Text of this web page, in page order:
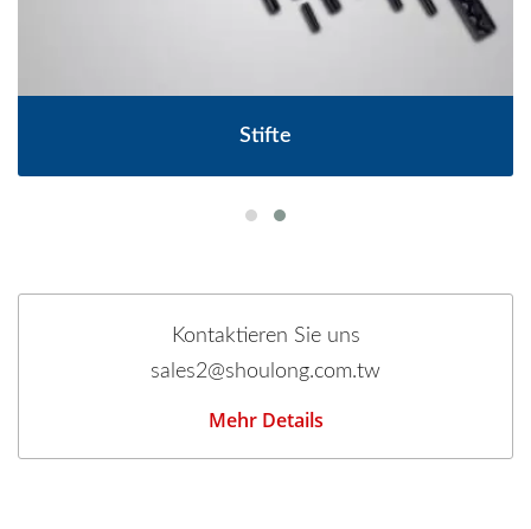
Stifte
Kontaktieren Sie uns
sales2@shoulong.com.tw
Mehr Details